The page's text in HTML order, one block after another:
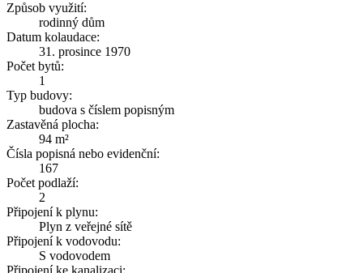
Způsob využití:
rodinný dům
Datum kolaudace:
31. prosince 1970
Počet bytů:
1
Typ budovy:
budova s číslem popisným
Zastavěná plocha:
94 m²
Čísla popisná nebo evidenční:
167
Počet podlaží:
2
Připojení k plynu:
Plyn z veřejné sítě
Připojení k vodovodu:
S vodovodem